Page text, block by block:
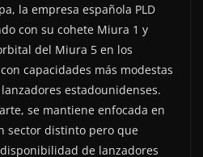
la empresa española PLD
con su cohete Miura 1 y
del Miura 5 en los
capacidades más modestas
estadounidenses.
se mantiene enfocada en
sector distinto pero que
de lanzadores